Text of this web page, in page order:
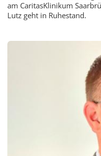
am CaritasKlinikum
Lutz geht in Ruhestand.